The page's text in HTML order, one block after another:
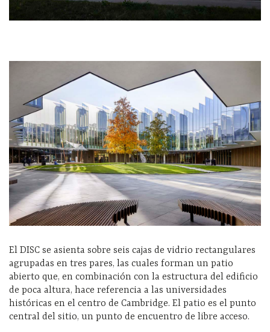
El DISC se asienta sobre seis cajas de vidrio rectangulares
agrupadas en tres pares, las cuales forman un patio
abierto que, en combinación con la estructura del edificio
de poca altura, hace referencia a las universidades
históricas en el centro de Cambridge. El patio es el punto
central del sitio, un punto de encuentro de libre acceso.